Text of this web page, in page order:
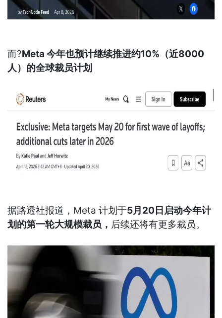
而?Meta 今年也预计继续推进约10%（近8000
人）的全球裁员计划
据路透社报道，Meta 计划于5月20日启动今年计
划的第一轮大规模裁员， 后续还将有更多裁员。